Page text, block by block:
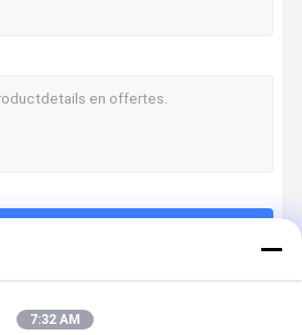
van de graafmachine
voor graafmachines
Parts
7:32 AM